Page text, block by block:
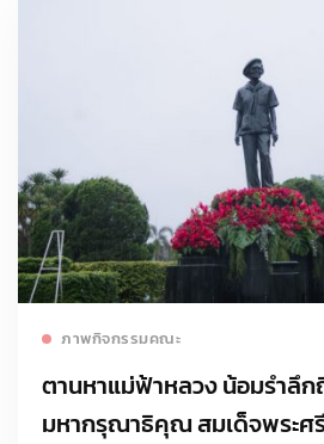
ภาพกิจกรรมคณะ
ตานหาแม่ฟ้าหลวง น้อมรำลึก
มหากรุณาธิคุณ สมเด็จพระศ